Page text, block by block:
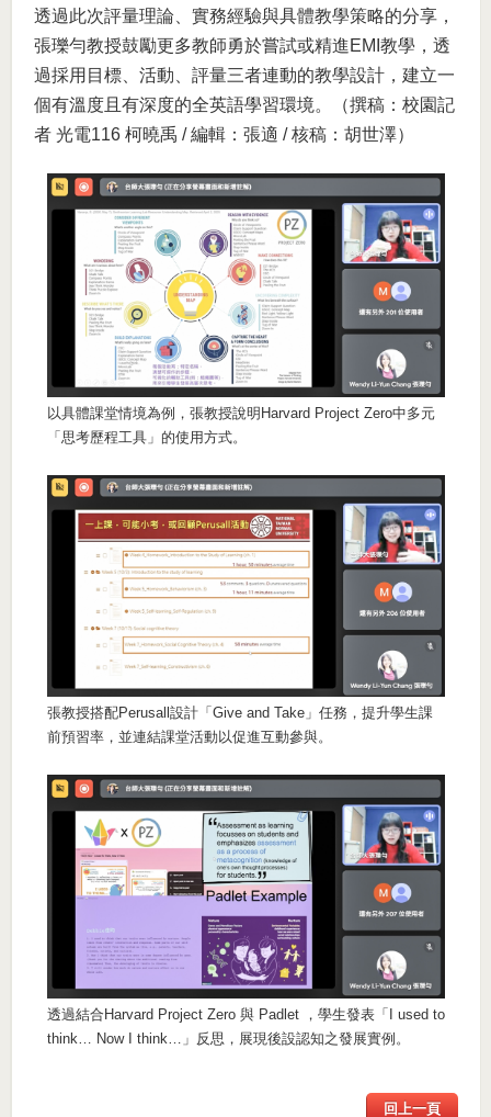
透過此次評量理論、實務經驗與具體教學策略的分享，
張瓅勻教授鼓勵更多教師勇於嘗試或精進EMI教學，透
過採用目標、活動、評量三者連動的教學設計，建立一
個有溫度且有深度的全英語學習環境。（撰稿：校園記
者 光電116 柯曉禹 / 編輯：張適 / 核稿：胡世澤）
以具體課堂情境為例，張教授說明Harvard Project Zero中多元
「思考歷程工具」的使用方式。
張教授搭配Perusall設計「Give and Take」任務，提升學生課
前預習率，並連結課堂活動以促進互動參與。
透過結合Harvard Project Zero 與 Padlet ，學生發表「I used to
think… Now I think…」反思，展現後設認知之發展實例。
回上一頁